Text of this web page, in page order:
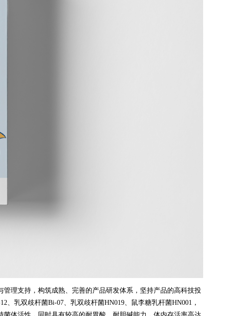
管理支持，构筑成熟、完善的产品研发体系，坚持产品的高科技投
乳双歧杆菌Bi-07、乳双歧杆菌HN019、鼠李糖乳杆菌HN001，